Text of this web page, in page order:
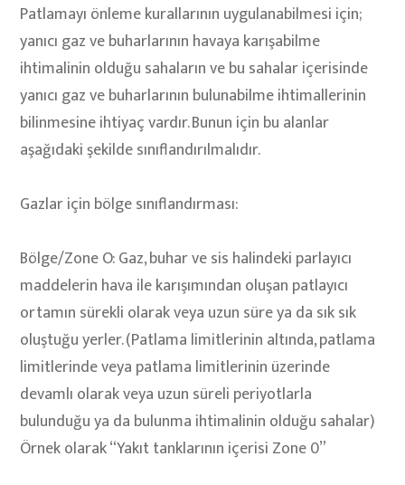
Patlamayı önleme kurallarının uygulanabilmesi için;
yanıcı gaz ve buharlarının havaya karışabilme
ihtimalinin olduğu sahaların ve bu sahalar içerisinde
yanıcı gaz ve buharlarının bulunabilme ihtimallerinin
bilinmesine ihtiyaç vardır. Bunun için bu alanlar
aşağıdaki şekilde sınıflandırılmalıdır.
Gazlar için bölge sınıflandırması:
Bölge/Zone O: Gaz, buhar ve sis halindeki parlayıcı
maddelerin hava ile karışımından oluşan patlayıcı
ortamın sürekli olarak veya uzun süre ya da sık sık
oluştuğu yerler. (Patlama limitlerinin altında, patlama
limitlerinde veya patlama limitlerinin üzerinde
devamlı olarak veya uzun süreli periyotlarla
bulunduğu ya da bulunma ihtimalinin olduğu sahalar)
Örnek olarak “Yakıt tanklarının içerisi Zone 0”